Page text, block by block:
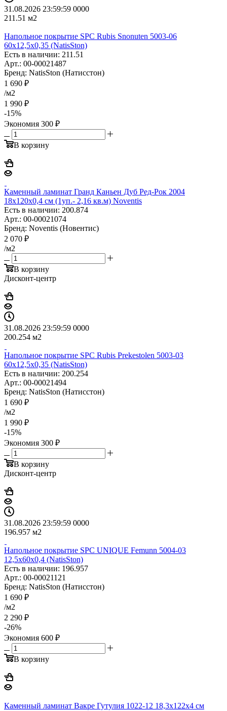
31.08.2026 23:59:59 0000
211.51 м2
Напольное покрытие SPC Rubis Snonuten 5003-06
60x12,5x0,35 (NatisSton)
Есть в наличии: 211.51
Арт.: 00-00021487
Бренд: NatisSton (Натисстон)
1 690 ₽
/м2
1 990 ₽
-15%
Экономия 300 ₽
В корзину
Каменный ламинат Гранд Каньен Дуб Ред-Рок 2004
18x120x0,4 см (1уп.- 2,16 кв.м) Noventis
Есть в наличии: 200.874
Арт.: 00-00021074
Бренд: Noventis (Новентис)
2 070 ₽
/м2
В корзину
Дисконт-центр
31.08.2026 23:59:59 0000
200.254 м2
Напольное покрытие SPC Rubis Prekestolen 5003-03
60x12,5x0,35 (NatisSton)
Есть в наличии: 200.254
Арт.: 00-00021494
Бренд: NatisSton (Натисстон)
1 690 ₽
/м2
1 990 ₽
-15%
Экономия 300 ₽
В корзину
Дисконт-центр
31.08.2026 23:59:59 0000
196.957 м2
Напольное покрытие SPC UNIQUE Femunn 5004-03
12,5x60x0,4 (NatisSton)
Есть в наличии: 196.957
Арт.: 00-00021121
Бренд: NatisSton (Натисстон)
1 690 ₽
/м2
2 290 ₽
-26%
Экономия 600 ₽
В корзину
Каменный ламинат Вакре Гутулия 1022-12 18,3х122x4 см